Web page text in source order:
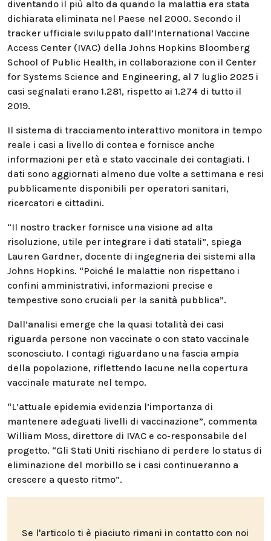
diventando il più alto da quando la malattia era stata
dichiarata eliminata nel Paese nel 2000. Secondo il
tracker ufficiale sviluppato dall’International Vaccine
Access Center (IVAC) della Johns Hopkins Bloomberg
School of Public Health, in collaborazione con il Center
for Systems Science and Engineering, al 7 luglio 2025 i
casi segnalati erano 1.281, rispetto ai 1.274 di tutto il
2019.
Il sistema di tracciamento interattivo monitora in tempo
reale i casi a livello di contea e fornisce anche
informazioni per età e stato vaccinale dei contagiati. I
dati sono aggiornati almeno due volte a settimana e resi
pubblicamente disponibili per operatori sanitari,
ricercatori e cittadini.
“Il nostro tracker fornisce una visione ad alta
risoluzione, utile per integrare i dati statali”, spiega
Lauren Gardner, docente di ingegneria dei sistemi alla
Johns Hopkins. “Poiché le malattie non rispettano i
confini amministrativi, informazioni precise e
tempestive sono cruciali per la sanità pubblica”.
Dall’analisi emerge che la quasi totalità dei casi
riguarda persone non vaccinate o con stato vaccinale
sconosciuto. I contagi riguardano una fascia ampia
della popolazione, riflettendo lacune nella copertura
vaccinale maturate nel tempo.
“L’attuale epidemia evidenzia l’importanza di
mantenere adeguati livelli di vaccinazione”, commenta
William Moss, direttore di IVAC e co-responsabile del
progetto. “Gli Stati Uniti rischiano di perdere lo status di
eliminazione del morbillo se i casi continueranno a
crescere a questo ritmo”.
Se l'articolo ti è piaciuto rimani in contatto con noi